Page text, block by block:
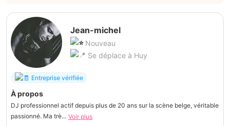
Jean-michel
Nouveau
Se déplace à Huy
Entreprise vérifiée
À propos
DJ professionnel actif depuis plus de 20 ans sur la scène belge, véritable
passionné. Ma trè... Voir plus